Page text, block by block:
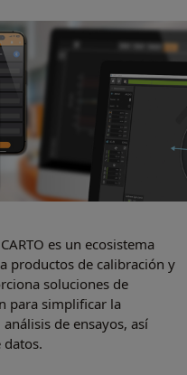
es un ecosistema
productos de calibración y
soluciones de
para simplificar la
de ensayos, así